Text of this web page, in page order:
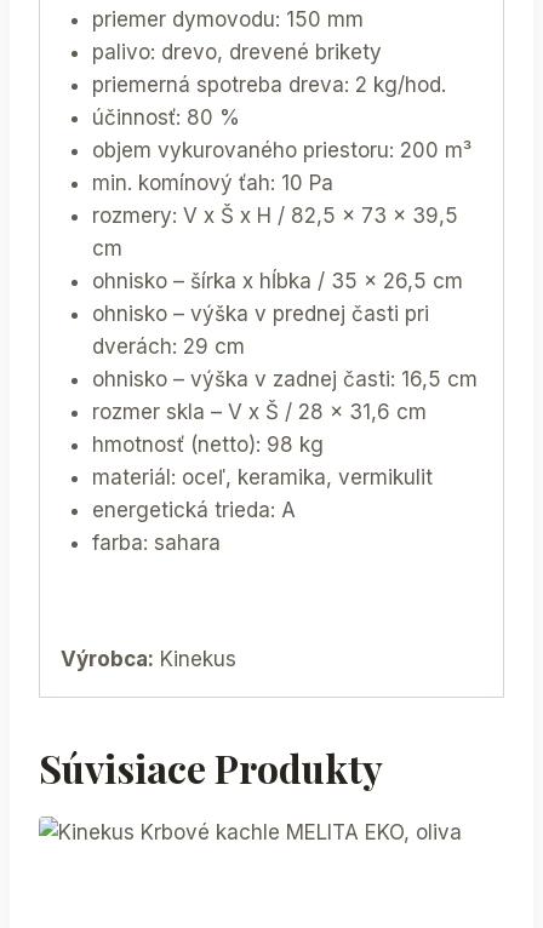
priemer dymovodu: 150 mm
palivo: drevo, drevené brikety
priemerná spotreba dreva: 2 kg/hod.
účinnosť: 80 %
objem vykurovaného priestoru: 200 m³
min. komínový ťah: 10 Pa
rozmery: V x Š x H / 82,5 x 73 x 39,5
cm
ohnisko – šírka x hĺbka / 35 x 26,5 cm
ohnisko – výška v prednej časti pri
dverách: 29 cm
ohnisko – výška v zadnej časti: 16,5 cm
rozmer skla – V x Š / 28 x 31,6 cm
hmotnosť (netto): 98 kg
materiál: oceľ, keramika, vermikulit
energetická trieda: A
farba: sahara
Výrobca: Kinekus
Súvisiace Produkty